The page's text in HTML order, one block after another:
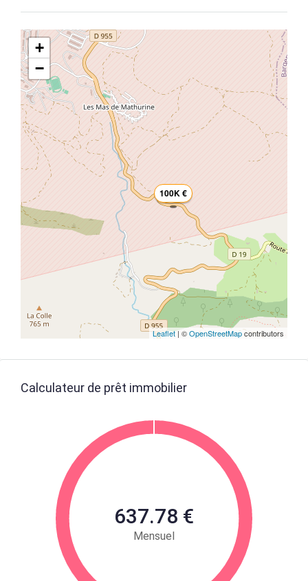
100K €
+
−
Leaflet | ©OpenStreetMapcontributors
Calculateur de prêt immobilier
637.78 €
Mensuel